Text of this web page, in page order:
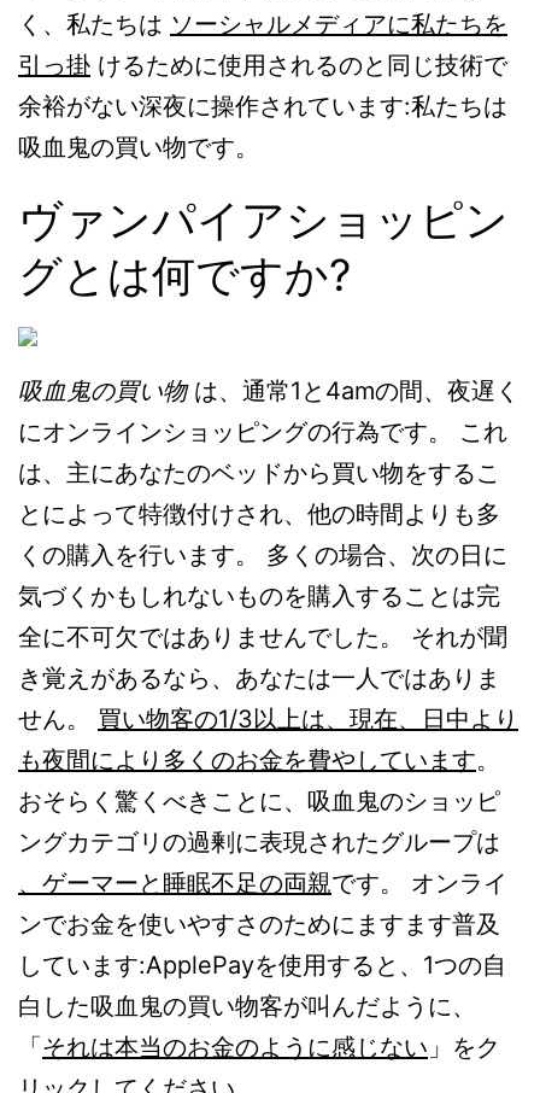
く、私たちは ソーシャルメディアに私たちを
引っ掛 けるために使用されるのと同じ技術で
余裕がない深夜に操作されています:私たちは
吸血鬼の買い物です。
ヴァンパイアショッピン
グとは何ですか?
吸血鬼の買い物は、通常1と4amの間、夜遅く
にオンラインショッピングの行為です。 これ
は、主にあなたのベッドから買い物をするこ
とによって特徴付けされ、他の時間よりも多
くの購入を行います。 多くの場合、次の日に
気づくかもしれないものを購入することは完
全に不可欠ではありませんでした。 それが聞
き覚えがあるなら、あなたは一人ではありま
せん。 買い物客の1/3以上は、現在、日中より
も夜間により多くのお金を費やしています。
おそらく驚くべきことに、吸血鬼のショッピ
ングカテゴリの過剰に表現されたグループは
、ゲーマーと睡眠不足の両親です。 オンライ
ンでお金を使いやすさのためにますます普及
しています:ApplePayを使用すると、1つの自
白した吸血鬼の買い物客が叫んだように、
「それは本当のお金のように感じない 」をク